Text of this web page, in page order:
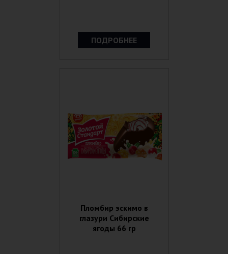
ПОДРОБНЕЕ
Пломбир эскимо в
глазури Сибирские
ягоды 66 гр